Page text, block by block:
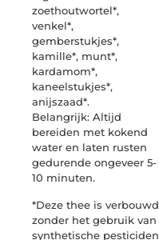
zoethoutwortel*,
venkel*,
gemberstukjes*,
kamille*, munt*,
kardamom*,
kaneelstukjes*,
anijszaad*.
Belangrijk: Altijd
bereiden met kokend
water en laten rusten
gedurende ongeveer 5-
10 minuten.
*Deze thee is verbouwd
zonder het gebruik van
synthetische pesticiden